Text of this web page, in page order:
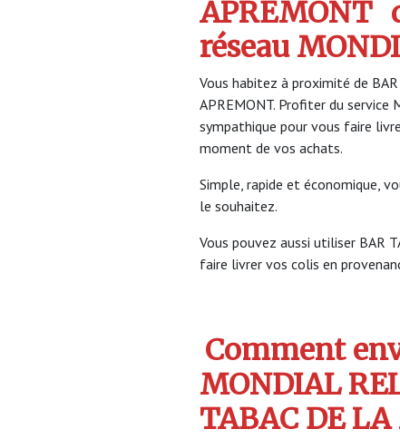
APREMONT
réseau
Vous habitez à proximité de
APREMONT. Profiter du service
sympathique pour vous faire
moment de vos achats.
Simple, rapide et économique,
le souhaitez.
Vous pouvez aussi utiliser BAR
faire livrer vos colis en
Comment
MONDIAL
TABAC DE